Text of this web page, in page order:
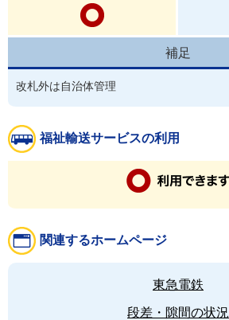
補足
改札外は自治体管理
福祉輸送サービスの利用
関連するホームページ
東急電鉄
段差・隙間の状況